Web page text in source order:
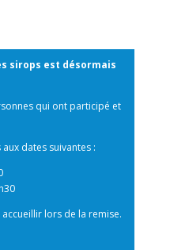
sirops est désormais
qui ont participé et
dates suivantes :
lors de la remise.